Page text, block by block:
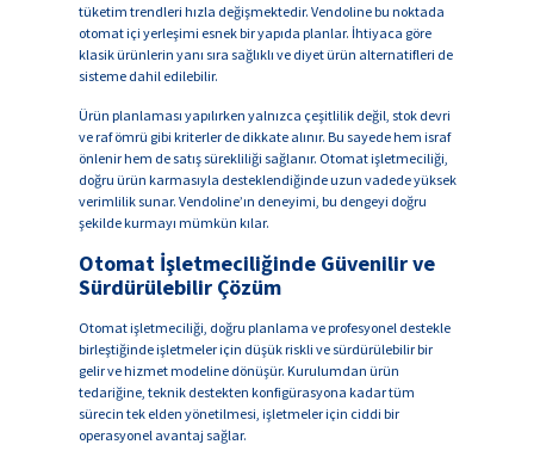
tüketim trendleri hızla değişmektedir. Vendoline bu noktada
otomat içi yerleşimi esnek bir yapıda planlar. İhtiyaca göre
klasik ürünlerin yanı sıra sağlıklı ve diyet ürün alternatifleri de
sisteme dahil edilebilir.
Ürün planlaması yapılırken yalnızca çeşitlilik değil, stok devri
ve raf ömrü gibi kriterler de dikkate alınır. Bu sayede hem israf
önlenir hem de satış sürekliliği sağlanır. Otomat işletmeciliği,
doğru ürün karmasıyla desteklendiğinde uzun vadede yüksek
verimlilik sunar. Vendoline’ın deneyimi, bu dengeyi doğru
şekilde kurmayı mümkün kılar.
Otomat İşletmeciliğinde Güvenilir ve
Sürdürülebilir Çözüm
Otomat işletmeciliği, doğru planlama ve profesyonel destekle
birleştiğinde işletmeler için düşük riskli ve sürdürülebilir bir
gelir ve hizmet modeline dönüşür. Kurulumdan ürün
tedariğine, teknik destekten konfigürasyona kadar tüm
sürecin tek elden yönetilmesi, işletmeler için ciddi bir
operasyonel avantaj sağlar.